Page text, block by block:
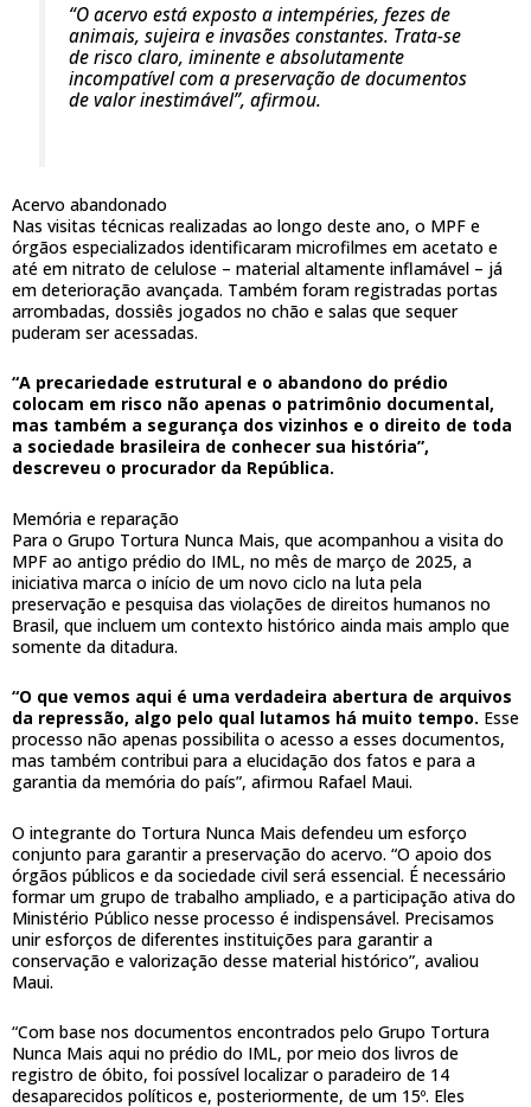
“O acervo está exposto a intempéries, fezes de
animais, sujeira e invasões constantes. Trata-se
de risco claro, iminente e absolutamente
incompatível com a preservação de documentos
de valor inestimável”, afirmou.
Acervo abandonado
Nas visitas técnicas realizadas ao longo deste ano, o MPF e
órgãos especializados identificaram microfilmes em acetato e
até em nitrato de celulose – material altamente inflamável – já
em deterioração avançada. Também foram registradas portas
arrombadas, dossiês jogados no chão e salas que sequer
puderam ser acessadas.
“A precariedade estrutural e o abandono do prédio
colocam em risco não apenas o patrimônio documental,
mas também a segurança dos vizinhos e o direito de toda
a sociedade brasileira de conhecer sua história”,
descreveu o procurador da República.
Memória e reparação
Para o Grupo Tortura Nunca Mais, que acompanhou a visita do
MPF ao antigo prédio do IML, no mês de março de 2025, a
iniciativa marca o início de um novo ciclo na luta pela
preservação e pesquisa das violações de direitos humanos no
Brasil, que incluem um contexto histórico ainda mais amplo que
somente da ditadura.
“O que vemos aqui é uma verdadeira abertura de arquivos
da repressão, algo pelo qual lutamos há muito tempo. Esse
processo não apenas possibilita o acesso a esses documentos,
mas também contribui para a elucidação dos fatos e para a
garantia da memória do país”, afirmou Rafael Maui.
O integrante do Tortura Nunca Mais defendeu um esforço
conjunto para garantir a preservação do acervo. “O apoio dos
órgãos públicos e da sociedade civil será essencial. É necessário
formar um grupo de trabalho ampliado, e a participação ativa do
Ministério Público nesse processo é indispensável. Precisamos
unir esforços de diferentes instituições para garantir a
conservação e valorização desse material histórico”, avaliou
Maui.
“Com base nos documentos encontrados pelo Grupo Tortura
Nunca Mais aqui no prédio do IML, por meio dos livros de
registro de óbito, foi possível localizar o paradeiro de 14
desaparecidos políticos e, posteriormente, de um 15º. Eles